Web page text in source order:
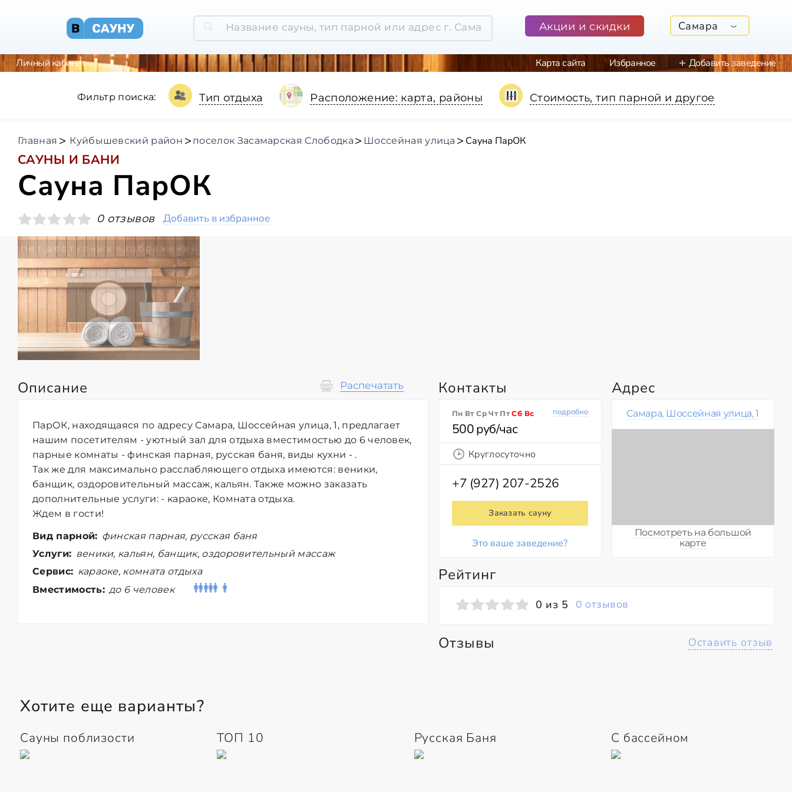
Акции и скидки Самара
Личный кабинет Карта сайта Избранное Добавить заведение
Фильтр поиска: Тип отдыха Расположение: карта, районы Стоимость, тип парной и другое
Главная Куйбышевский район поселок Засамарская Слободка Шоссейная улица Сауна ПарОК
САУНЫ И БАНИ
Сауна ПарОК
0 отзывов Добавить в избранное
Описание Распечатать
ПарОК, находящаяся по адресу Самара, Шоссейная улица, 1, предлагает
нашим посетителям - уютный зал для отдыха вместимостью до 6 человек,
парные комнаты - финская парная, русская баня, виды кухни - .
Так же для максимально расслабляющего отдыха имеются: веники,
банщик, оздоровительный массаж, кальян. Также можно заказать
дополнительные услуги: - караоке, Комната отдыха.
Ждем в гости!
Вид парной: финская парная, русская баня
Услуги: веники, кальян, банщик, оздоровительный массаж
Сервис: караоке, комната отдыха
Вместимость: до 6 человек
Контакты
подробно
Пн Вт Ср Чт ПтСб Вс
500 руб/час
Круглосуточно
+7 (927) 207-2526
Заказать сауну
Это ваше заведение?
Адрес
Самара, Шоссейная улица, 1
Посмотреть на большой
карте
Рейтинг
0 из 5 0 отзывов
Отзывы Оставить отзыв
Хотите еще варианты?
Сауны поблизости ТОП 10 Русская Баня С бассейном